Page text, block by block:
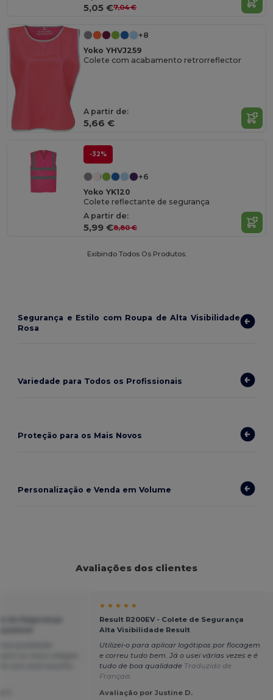
5,05 €7,04 €
+8
Yoko YHVJ259
Colete com acabamento retrorreflector
A partir de:
5,66 €
-32%
+6
Yoko YK120
Colete reflectante de segurança
A partir de:
5,99 €8,80 €
Exibindo Todos Os Produtos.
Segurança e Estilo com Roupa de Alta Visibilidade
Rosa
Variedade para Todos os Profissionais
Proteção para os Mais Novos
Personalização e Venda em Volume
Avaliações dos clientes
★ ★ ★ ★ ★
Result R200EV - Colete de Segurança
Alta Visibilidade Result
Utilizei-o para aplicar logótipos por flocagem
e correu tudo bem. Já o usei várias vezes e é
tudo de boa qualidade Traduzido de
Français
Avaliação por Justine D.